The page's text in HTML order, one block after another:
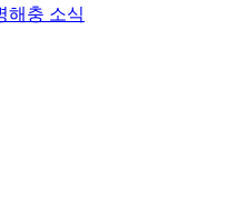
해충 소식